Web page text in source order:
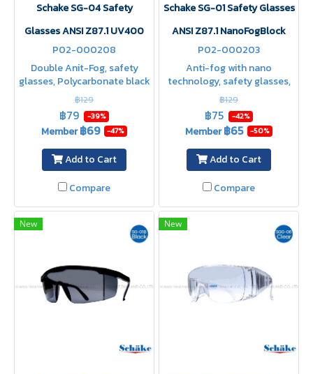
Schake SG-04 Safety
Glasses ANSI Z87.1 UV400
P02-000208
Double Anit-Fog, safety
glasses, Polycarbonate black
lenses, can be used both
inside and outside, scratch-
resistant, chip-resistant
฿129
฿79 -39%
Member฿69 -47%
Add to Cart
Compare
Schake SG-01 Safety Glasses
ANSI Z87.1 NanoFogBlock
P02-000203
Anti-fog with nano
technology, safety glasses,
clear polycarbonate lenses,
scratch-resistant, chip-
resistant, fit the face,
adjustable temples
฿129
฿75 -42%
Member฿65 -50%
Add to Cart
Compare
New New